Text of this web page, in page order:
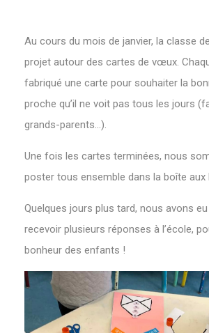
Au cours du mois de janvier, la classe
projet autour des cartes de vœux.
fabriqué une carte pour souhaiter la
proche qu’il ne voit pas tous les jours
grands-parents…).
Une fois les cartes terminées, nous
poster tous ensemble dans la boîte aux
Quelques jours plus tard, nous avons
recevoir plusieurs réponses à l’école,
bonheur des enfants !